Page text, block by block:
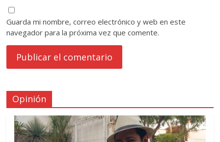
Guarda mi nombre, correo electrónico y web en este
navegador para la próxima vez que comente.
Opinión